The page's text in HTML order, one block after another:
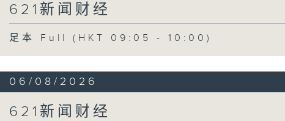
621新闻财经
足本 Full (HKT 09:05 - 10:00)
06/08/2026
621新闻财经